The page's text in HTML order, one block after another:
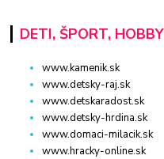
DETI, ŠPORT, HOBBY
www.kamenik.sk
www.detsky-raj.sk
www.detskaradost.sk
www.detsky-hrdina.sk
www.domaci-milacik.sk
www.hracky-online.sk